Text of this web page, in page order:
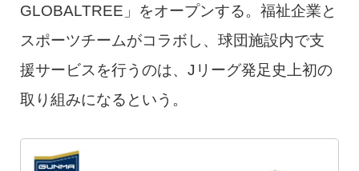
GLOBALTREE」をオープンする。福祉企業と
スポーツチームがコラボし、球団施設内で支
援サービスを行うのは、Jリーグ発足史上初の
取り組みになるという。